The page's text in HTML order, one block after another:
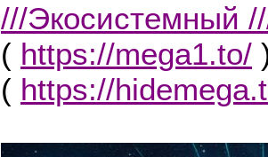
///Экосистемный
( https://mega1.to/
( https://